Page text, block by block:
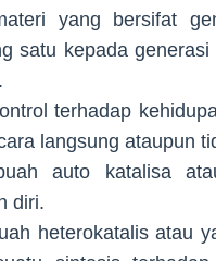
yang bersifat
satu kepada generasi
terhadap
langsung ataupun
auto katalisa
diri.
heterokatalis atau